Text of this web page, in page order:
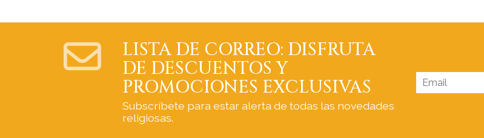
LISTA DE CORREO: DISFRUTA
DE DESCUENTOS Y
PROMOCIONES EXCLUSIVAS
Subscríbete para estar alerta de todas las novedades
religiosas.